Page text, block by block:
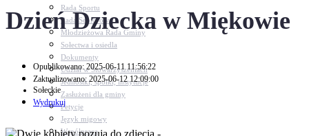
Rada Sportu
Rada Seniorów
Młodzieżowa Rada Gminy
Sołectwa i osiedla
Dokumenty
Udział w Stowarzyszeniach
Jednostki, spółki, instytucje
Zasłużeni dla gminy
Petycje
Język migowy
Współpraca
Dzień Dziecka w Miękowie
Opublikowano: 2025-06-11 11:56:22
Zaktualizowano: 2025-06-12 12:09:00
Sołeckie
Wydrukuj